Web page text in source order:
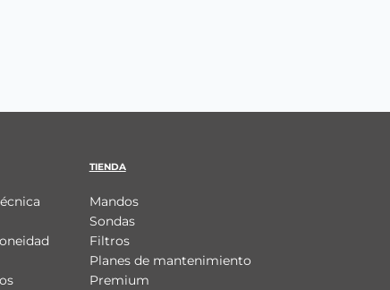
TIENDA
Mandos
Sondas
Filtros
Planes de mantenimiento
Premium